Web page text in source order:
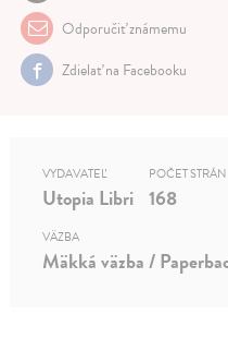
Odporučiť známemu
Zdielať na Facebooku
VYDAVATEĽ
Utopia Libri
POČET STRÁN
168
VÄZBA
Mäkká väzba /